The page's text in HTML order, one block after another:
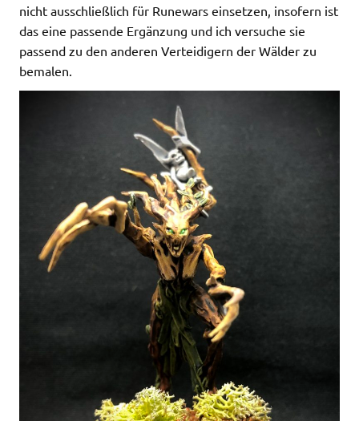
nicht ausschließlich für Runewars einsetzen, insofern ist
das eine passende Ergänzung und ich versuche sie
passend zu den anderen Verteidigern der Wälder zu
bemalen.